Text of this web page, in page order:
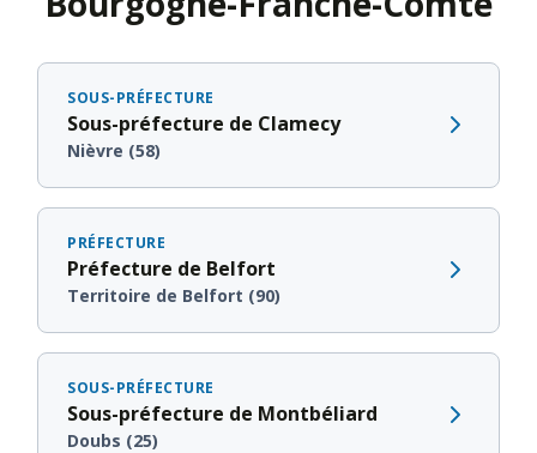
SOUS-PRÉFECTURE
Sous-préfecture de Clamecy
Nièvre (58)
PRÉFECTURE
Préfecture de Belfort
Territoire de Belfort (90)
SOUS-PRÉFECTURE
Sous-préfecture de Montbéliard
Doubs (25)